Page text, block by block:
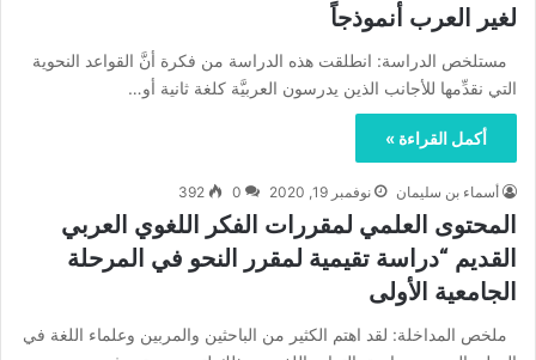
لغير العرب أنموذجاً
مستلخص الدراسة: انطلقت هذه الدراسة من فكرة أنَّ القواعد النحوية
التي نقدِّمها للأجانب الذين يدرسون العربيَّة كلغة ثانية أو…
أكمل القراءة »
أسماء بن سليمان نوفمبر 19, 2020 0
392
المحتوى العلمي لمقررات الفكر اللغوي العربي
القديم “دراسة تقيمية لمقرر النحو في المرحلة
الجامعية الأولى
ملخص المداخلة: لقد اهتم الكثير من الباحثين والمربين وعلماء اللغة في